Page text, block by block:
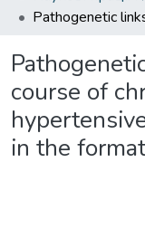
course of
in the